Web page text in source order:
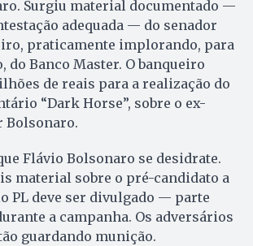
Surgiu material documentado —
adequada — do senador
praticamente implorando, para
do Banco Master. O banqueiro
de reais para a realização do
“Dark Horse”, sobre o ex-
Bolsonaro.
Flávio Bolsonaro se desidrate.
material sobre o pré-candidato a
PL deve ser divulgado — parte
a campanha. Os adversários
guardando munição.